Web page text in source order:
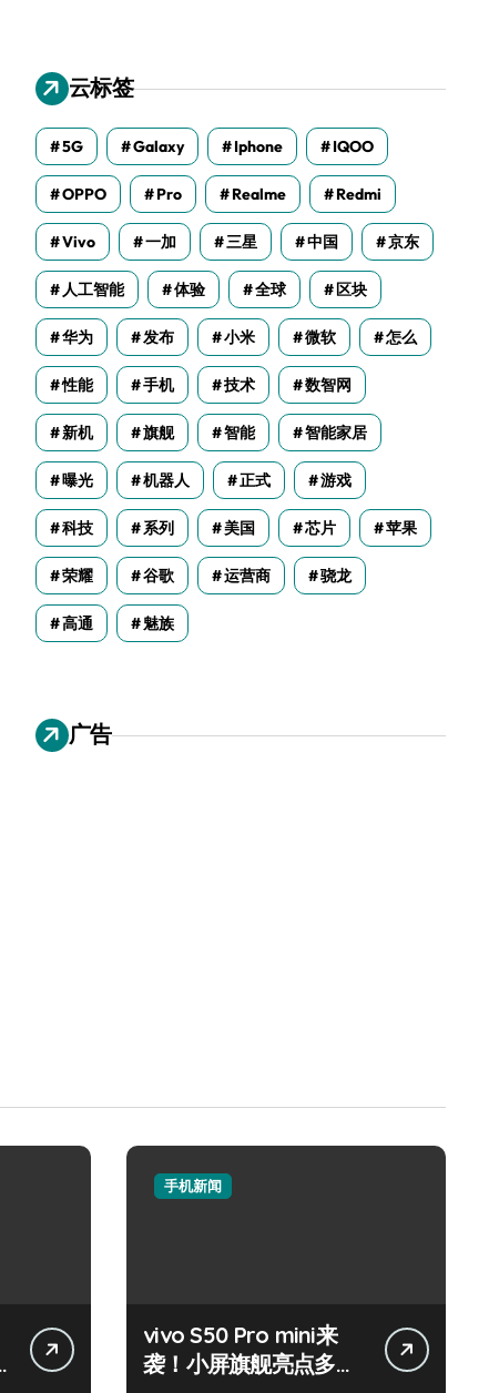
云标签
5G Galaxy Iphone IQOO
OPPO Pro Realme Redmi
Vivo 一加 三星 中国 京东
人工智能 体验 全球 区块
华为 发布 小米 微软 怎么
性能 手机 技术 数智网
新机 旗舰 智能 智能家居
曝光 机器人 正式 游戏
科技 系列 美国 芯片 苹果
荣耀 谷歌 运营商 骁龙
高通 魅族
广告
手机新闻
vivo S50 Pro mini来
袭！小屏旗舰亮点多，